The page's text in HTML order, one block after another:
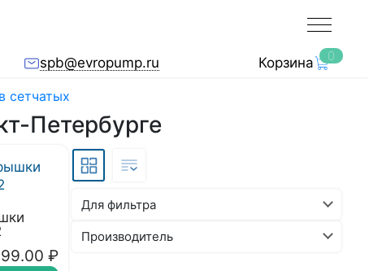
spb@evropump.ru Корзина 0
сетчатых
Петербурге
₽
Для фильтра
Производитель